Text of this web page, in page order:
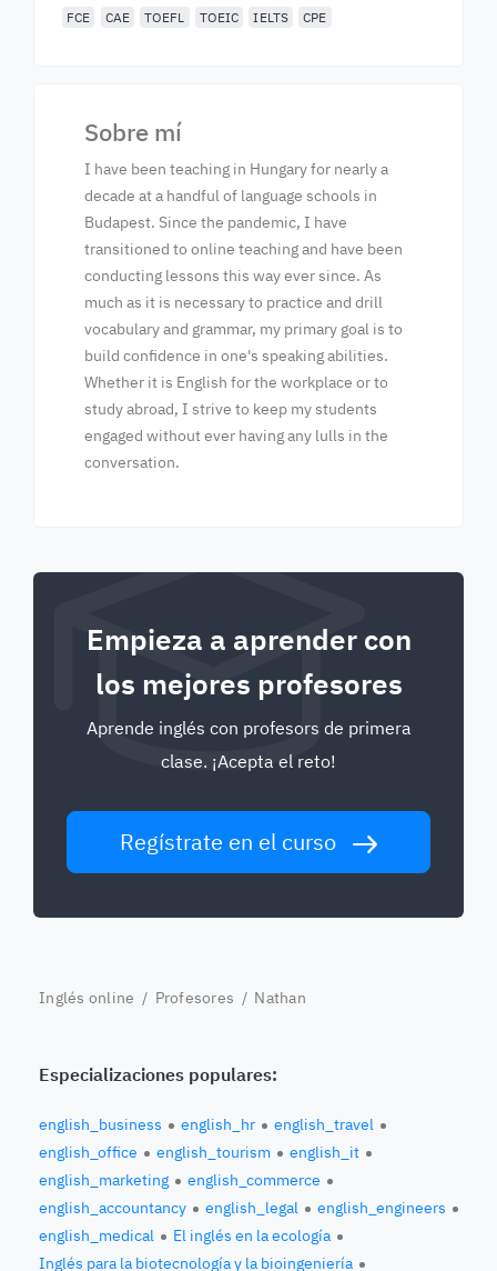
FCE CAE TOEFL TOEIC IELTS CPE
Sobre mí
I have been teaching in Hungary for nearly a
decade at a handful of language schools in
Budapest. Since the pandemic, I have
transitioned to online teaching and have been
conducting lessons this way ever since. As
much as it is necessary to practice and drill
vocabulary and grammar, my primary goal is to
build confidence in one's speaking abilities.
Whether it is English for the workplace or to
study abroad, I strive to keep my students
engaged without ever having any lulls in the
conversation.
Empieza a aprender con
los mejores profesores
Aprende inglés con profesors de primera
clase. ¡Acepta el reto!
Regístrate en el curso
Inglés online / Profesores / Nathan
Especializaciones populares:
english_business english_hr
english_travel
english_office
english_tourism
english_it
english_marketing
english_commerce
english_accountancy
english_legal
english_engineers
english_medical
El inglés en la ecología
Inglés para la biotecnología y la bioingeniería